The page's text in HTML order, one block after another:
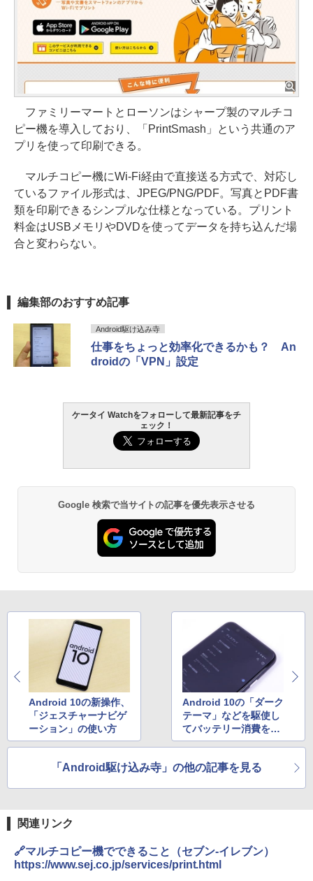
ファミリーマートとローソンはシャープ製のマルチコ
ピー機を導入しており、「PrintSmash」という共通のア
プリを使って印刷できる。
マルチコピー機にWi-Fi経由で直接送る方式で、対応し
ているファイル形式は、JPEG/PNG/PDF。写真とPDF書
類を印刷できるシンプルな仕様となっている。プリント
料金はUSBメモリやDVDを使ってデータを持ち込んだ場
合と変わらない。
編集部のおすすめ記事
Android駆け込み寺
仕事をちょっと効率化できるかも？ An
droidの「VPN」設定
ケータイ Watchをフォローして最新記事をチ
ェック！
Google 検索で当サイトの記事を優先表示させる
Android 10の新操作、
「ジェスチャーナビゲ
ーション」の使い方
Android 10の「ダーク
テーマ」などを駆使し
てバッテリー消費を抑
える
「Android駆け込み寺」の他の記事を見る
関連リンク
🔗マルチコピー機でできること（セブン-イレブン）
https://www.sej.co.jp/services/print.html